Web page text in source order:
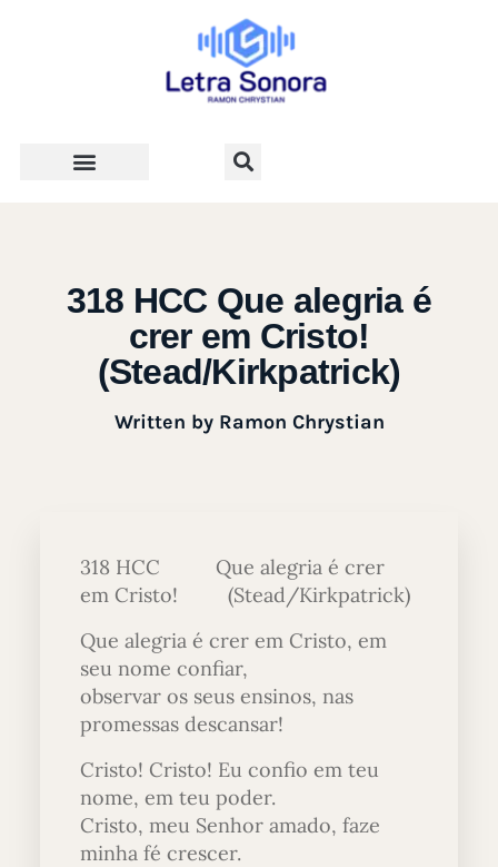
318 HCC Que alegria é
crer em Cristo!
(Stead/Kirkpatrick)
Written byRamon Chrystian
318 HCC Que alegria é crer
em Cristo! (Stead/Kirkpatrick)
Que alegria é crer em Cristo, em
seu nome confiar,
observar os seus ensinos, nas
promessas descansar!
Cristo! Cristo! Eu confio em teu
nome, em teu poder.
Cristo, meu Senhor amado, faze
minha fé crescer.